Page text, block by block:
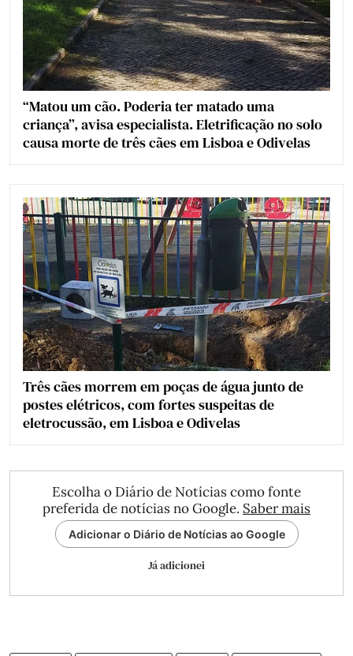
“Matou um cão. Poderia ter matado uma
criança”, avisa especialista. Eletrificação no solo
causa morte de três cães em Lisboa e Odivelas
Três cães morrem em poças de água junto de
postes elétricos, com fortes suspeitas de
eletrocussão, em Lisboa e Odivelas
Escolha o Diário de Notícias como fonte
preferida de notícias no Google. Saber mais
Adicionar o Diário de Notícias ao Google
Já adicionei